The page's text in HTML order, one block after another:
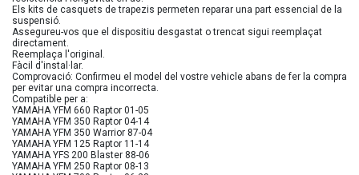
Els kits de casquets de trapezis permeten reparar una part essencial de la
suspensió.
Assegureu-vos que el dispositiu desgastat o trencat sigui reemplaçat
directament.
Reemplaça l'original.
Fàcil d'instal·lar.
Comprovació: Confirmeu el model del vostre vehicle abans de fer la compra
per evitar una compra incorrecta.
Compatible per a:
YAMAHA YFM 660 Raptor 01-05
YAMAHA YFM 350 Raptor 04-14
YAMAHA YFM 350 Warrior 87-04
YAMAHA YFM 125 Raptor 11-14
YAMAHA YFS 200 Blaster 88-06
YAMAHA YFM 250 Raptor 08-13